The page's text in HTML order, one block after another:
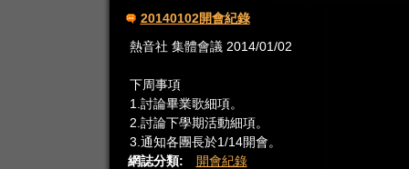
20140102開會紀錄
熱音社 集體會議 2014/01/02
下周事項
1.討論畢業歌細項。
2.討論下學期活動細項。
3.通知各團長於1/14開會。
網誌分類:
開會紀錄